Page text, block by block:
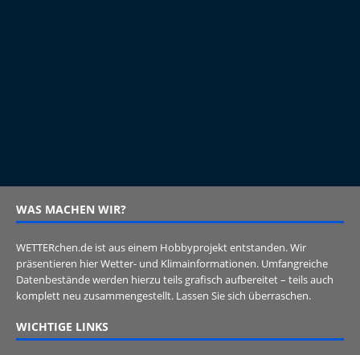
WAS MACHEN WIR?
WETTERchen.de ist aus einem Hobbyprojekt entstanden. Wir
präsentieren hier Wetter- und Klimainformationen. Umfangreiche
Datenbestände werden hierzu teils grafisch aufbereitet – teils auch
komplett neu zusammengestellt. Lassen Sie sich überraschen.
WICHTIGE LINKS